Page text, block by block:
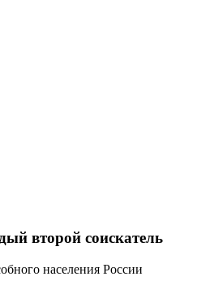
второй соискатель
населения России